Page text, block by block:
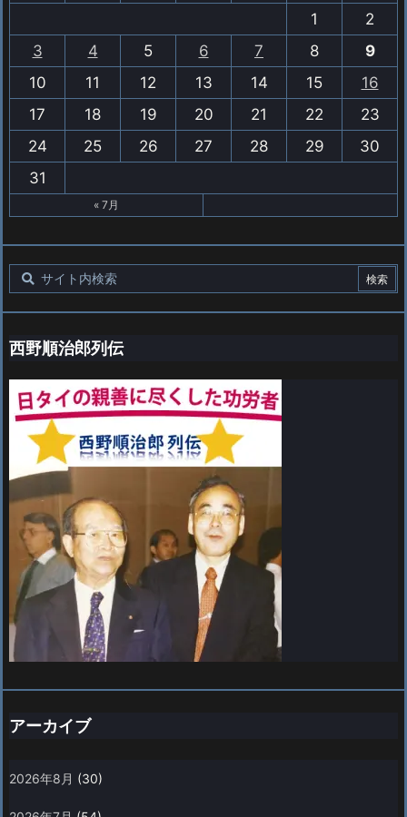
1
2
3
4 5 6 7 8
9
10
11 12 13 14 15
16
17
18 19 20 21 22
23
24
25 26 27 28 29
30
31
« 7月
西野順治郎列伝
アーカイブ
2026年8月 (30)